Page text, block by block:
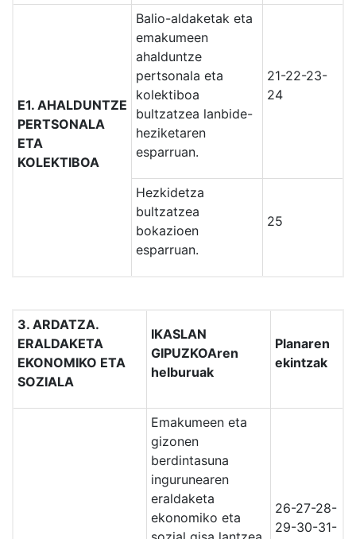
E1. AHALDUNTZE
PERTSONALA
ETA
KOLEKTIBOA
Balio-aldaketak eta
emakumeen
ahalduntze
pertsonala eta
kolektiboa
bultzatzea lanbide-
heziketaren
esparruan.
21-22-23-
24
Hezkidetza
bultzatzea
bokazioen
esparruan.
25
3. ARDATZA.
ERALDAKETA
EKONOMIKO ETA
SOZIALA
IKASLAN
GIPUZKOAren
helburuak
Planaren
ekintzak
Emakumeen eta
gizonen
berdintasuna
ingurunearen
eraldaketa
ekonomiko eta
26-27-28-
29-30-31-